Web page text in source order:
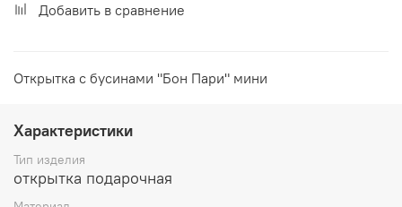
Добавить в сравнение
Открытка с бусинами "Бон Пари" мини
Характеристики
Тип изделия
открытка подарочная